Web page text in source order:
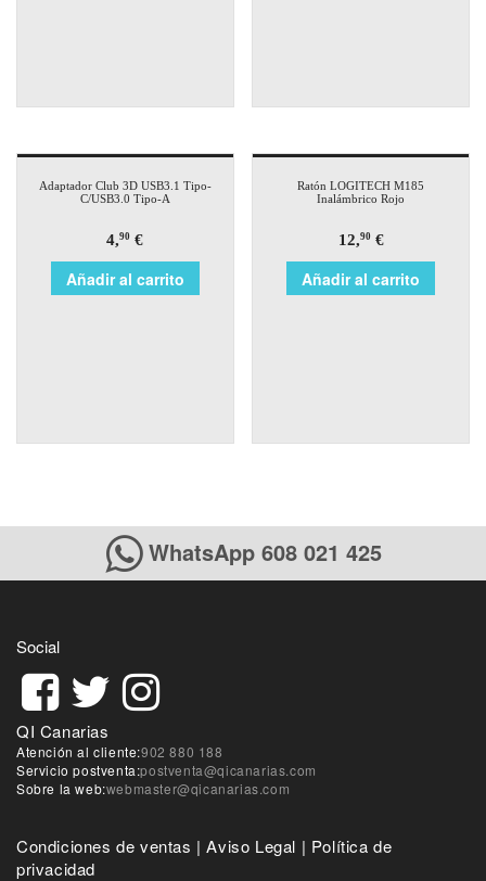
Adaptador Club 3D USB3.1 Tipo-
C/USB3.0 Tipo-A
4,90 €
Añadir al carrito
Ratón LOGITECH M185
Inalámbrico Rojo
12,90€
Añadir al carrito
WhatsApp 608 021 425
Social
QI Canarias
Atención al cliente:902 880 188
Servicio postventa:postventa@qicanarias.com
Sobre la web:webmaster@qicanarias.com
Condiciones de ventas |Aviso Legal | Política de
privacidad